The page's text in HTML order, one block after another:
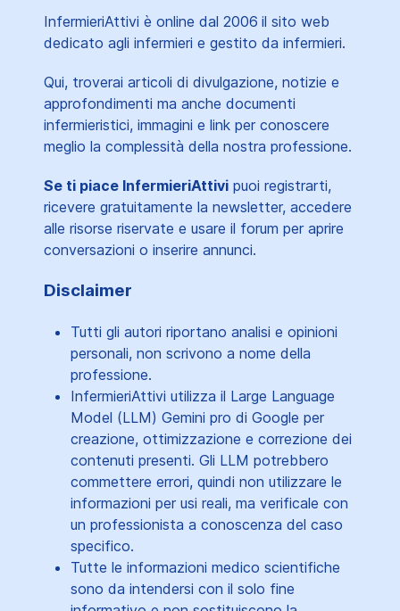
InfermieriAttivi è online dal 2006 il sito web
dedicato agli infermieri e gestito da infermieri.
Qui, troverai articoli di divulgazione, notizie e
approfondimenti ma anche documenti
infermieristici, immagini e link per conoscere
meglio la complessità della nostra professione.
Se ti piace InfermieriAttivi puoi registrarti,
ricevere gratuitamente la newsletter, accedere
alle risorse riservate e usare il forum per aprire
conversazioni o inserire annunci.
Disclaimer
Tutti gli autori riportano analisi e opinioni
personali, non scrivono a nome della
professione.
InfermieriAttivi utilizza il Large Language
Model (LLM) Gemini pro di Google per
creazione, ottimizzazione e correzione dei
contenuti presenti. Gli LLM potrebbero
commettere errori, quindi non utilizzare le
informazioni per usi reali, ma verificale con
un professionista a conoscenza del caso
specifico.
Tutte le informazioni medico scientifiche
sono da intendersi con il solo fine